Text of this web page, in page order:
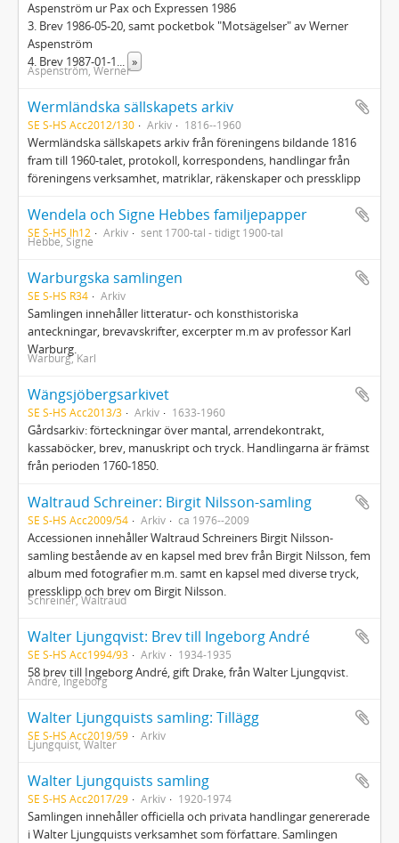
Aspenström ur Pax och Expressen 1986
3. Brev 1986-05-20, samt pocketbok "Motsägelser" av Werner
Aspenström
4. Brev 1987-01-1... »
Aspenström, Werner
Wermländska sällskapets arkiv
SE S-HS Acc2012/130 Arkiv 1816--1960
Wermländska sällskapets arkiv från föreningens bildande 1816
fram till 1960-talet, protokoll, korrespondens, handlingar från
föreningens verksamhet, matriklar, räkenskaper och pressklipp
Wendela och Signe Hebbes familjepapper
SE S-HS Ih12 Arkiv sent 1700-tal - tidigt 1900-tal
Hebbe, Signe
Warburgska samlingen
SE S-HS R34 Arkiv
Samlingen innehåller litteratur- och konsthistoriska
anteckningar, brevavskrifter, excerpter m.m av professor Karl
Warburg.
Warburg, Karl
Wängsjöbergsarkivet
SE S-HS Acc2013/3 Arkiv 1633-1960
Gårdsarkiv: förteckningar över mantal, arrendekontrakt,
kassaböcker, brev, manuskript och tryck. Handlingarna är främst
från perioden 1760-1850.
Waltraud Schreiner: Birgit Nilsson-samling
SE S-HS Acc2009/54 Arkiv ca 1976--2009
Accessionen innehåller Waltraud Schreiners Birgit Nilsson-
samling bestående av en kapsel med brev från Birgit Nilsson, fem
album med fotografier m.m. samt en kapsel med diverse tryck,
pressklipp och brev om Birgit Nilsson.
Schreiner, Waltraud
Walter Ljungqvist: Brev till Ingeborg André
SE S-HS Acc1994/93 Arkiv 1934-1935
58 brev till Ingeborg André, gift Drake, från Walter Ljungqvist.
André, Ingeborg
Walter Ljungquists samling: Tillägg
SE S-HS Acc2019/59 Arkiv
Ljungquist, Walter
Walter Ljungquists samling
SE S-HS Acc2017/29 Arkiv 1920-1974
Samlingen innehåller officiella och privata handlingar genererade
i Walter Ljungquists verksamhet som författare. Samlingen